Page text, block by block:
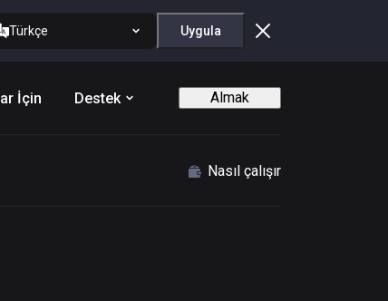
Türkçe Uygula
İçin Destek Almak
Nasıl çalışır